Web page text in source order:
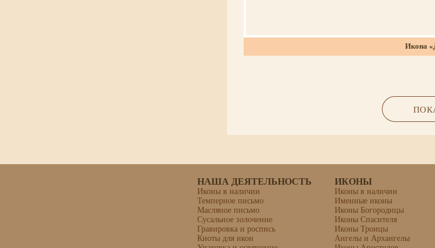
Икона
Икона
НАША ДЕЯТЕЛЬНОСТЬ
Иконы в наличии
Темперное письмо
Масляное письмо
Сусальное золочение
Гравировка и роспись
Киоты для икон
ИКОНЫ
Иконы в наличии
Именные иконы
Иконы Богородицы
Иконы Спасителя
Иконы Троицы
Ангелы и Архангелы